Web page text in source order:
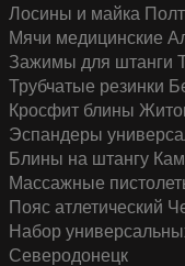
Лосины и майка
Мячи медицинские
Зажимы для штанги
Трубчатые резинки
Кросфит блины
Эспандеры
Блины на штангу
Массажные
Пояс атлетический
Набор
Северодонецк